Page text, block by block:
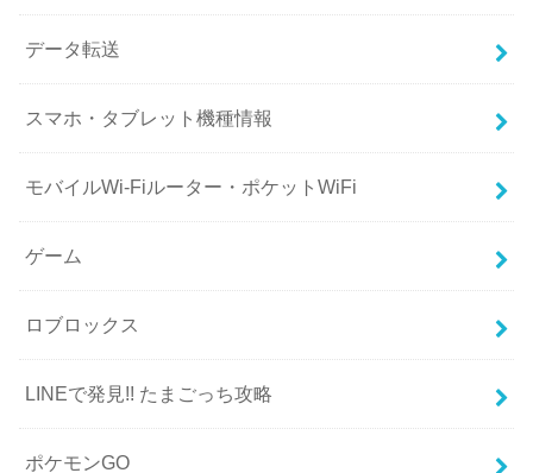
データ転送
スマホ・タブレット機種情報
モバイルWi-Fiルーター・ポケットWiFi
ゲーム
ロブロックス
LINEで発見!! たまごっち攻略
ポケモンGO